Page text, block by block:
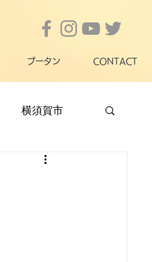
ブータン CONTACT
横須賀市